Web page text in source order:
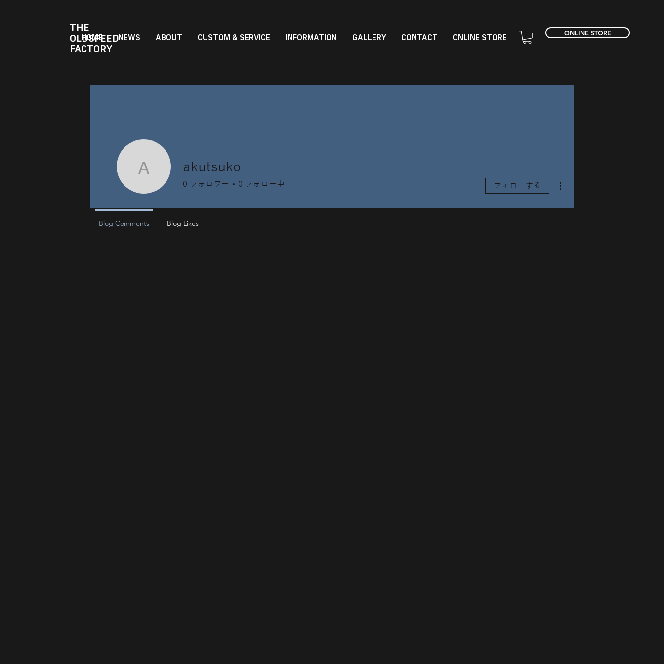
THE
OLDSPEED
FACTORY
HOME NEWS ABOUT CUSTOM & SERVICE INFORMATION GALLERY CONTACT ONLINE STORE ONLINE STORE
akutsuko
akutsuko
0 フォロワー 0 フォロー中 フォローする
Blog Comments Blog Likes